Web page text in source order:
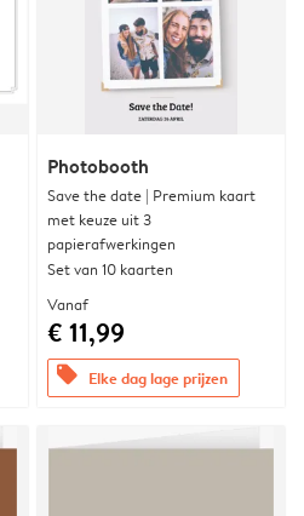
Photobooth
Save the date | Premium kaart
met keuze uit 3
papierafwerkingen
Set van 10 kaarten
Vanaf
€ 11,99
offers Elke dag lage prijzen